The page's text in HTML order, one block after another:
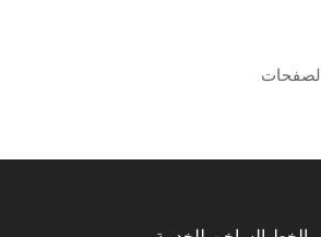
الصفحات